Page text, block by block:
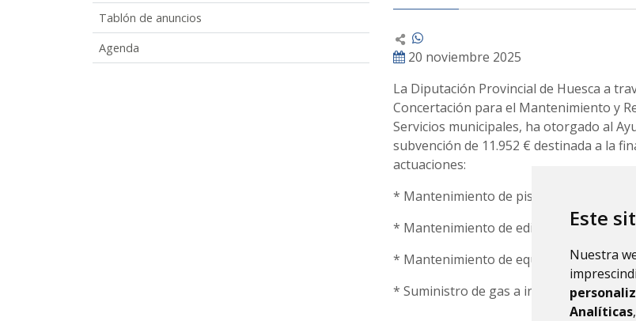
Este
Nuestra
Analíticas
Tablón de anuncios
Agenda
20 noviembre 2025
La Diputación Provincial de Huesca a
Concertación para el Mantenimiento y
Servicios municipales, ha otorgado al
subvención de 11.952 € destinada a la
actuaciones:
* Mantenimiento de piscinas e
* Mantenimiento de edificios y otras
* Mantenimiento de equipos
* Suministro de gas a instalaciones